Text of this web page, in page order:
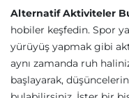
Alternatif Aktiviteler
hobiler keşfedin. Spor
yürüyüş yapmak gibi
aynı zamanda ruh
başlayarak,